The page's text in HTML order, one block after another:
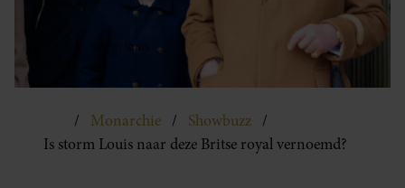
Monarchie
Showbuzz
Is storm Louis naar deze Britse royal vernoemd?